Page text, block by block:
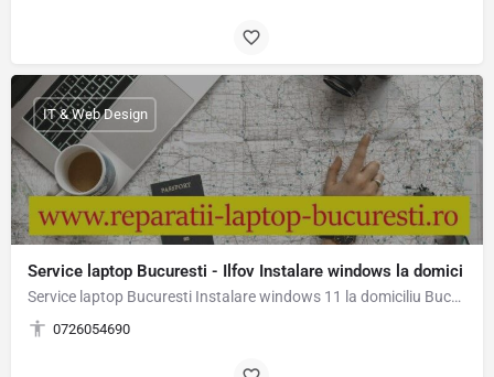
Service laptop Bucuresti - Ilfov Instalare windows la domici
Service laptop Bucuresti Instalare windows 11 la domiciliu Bucuresti-Ilfov Experienta de peste 15 ani in…
0726054690
IT & Web Design